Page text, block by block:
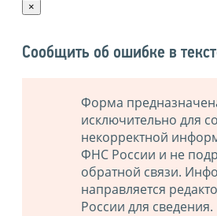
×
Сообщить об ошибке в
Форма
исключительно для
некорректной
ФНС России и не
обратной связи.
направляется
России для сведения.